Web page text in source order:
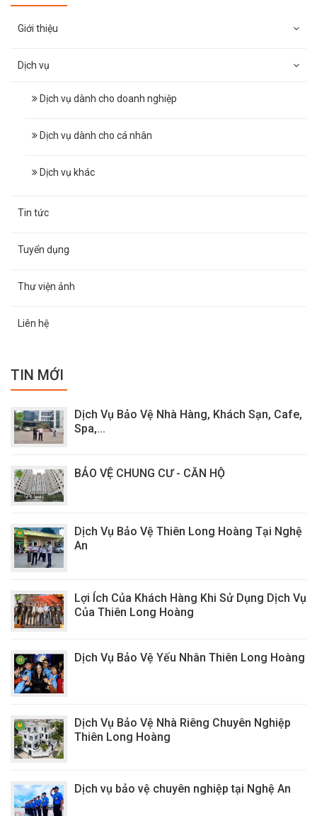
Giới thiệu
Dịch vụ
Dịch vụ dành cho doanh nghiệp
Dịch vụ dành cho cá nhân
Dịch vụ khác
Tin tức
Tuyển dụng
Thư viện ảnh
Liên hệ
TIN MỚI
Dịch Vụ Bảo Vệ Nhà Hàng, Khách Sạn, Cafe,
Spa,...
BẢO VỆ CHUNG CƯ - CĂN HỘ
Dịch Vụ Bảo Vệ Thiên Long Hoàng Tại Nghệ
An
Lợi Ích Của Khách Hàng Khi Sử Dụng Dịch Vụ
Của Thiên Long Hoàng
Dịch Vụ Bảo Vệ Yếu Nhân Thiên Long Hoàng
Dịch Vụ Bảo Vệ Nhà Riêng Chuyên Nghiệp
Thiên Long Hoàng
Dịch vụ bảo vệ chuyên nghiệp tại Nghệ An